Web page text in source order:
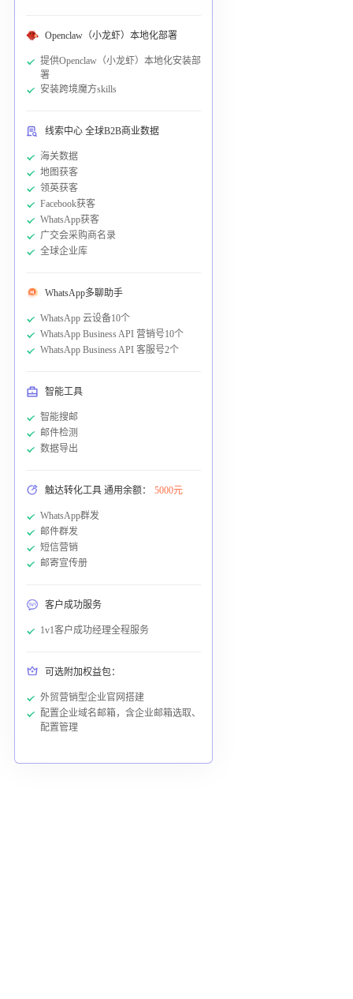
Openclaw（小龙虾）本地化部署
提供Openclaw（小龙虾）本地化安装部
署
安装跨境魔方skills
线索中心 全球B2B商业数据
海关数据
地图获客
领英获客
Facebook获客
WhatsApp获客
广交会采购商名录
全球企业库
WhatsApp多聊助手
WhatsApp 云设备10个
WhatsApp Business API 营销号10个
WhatsApp Business API 客服号2个
智能工具
智能搜邮
邮件检测
数据导出
触达转化工具 通用余额： 5000元
WhatsApp群发
邮件群发
短信营销
邮寄宣传册
客户成功服务
1v1客户成功经理全程服务
可选附加权益包：
外贸营销型企业官网搭建
配置企业域名邮箱，含企业邮箱选取、
配置管理